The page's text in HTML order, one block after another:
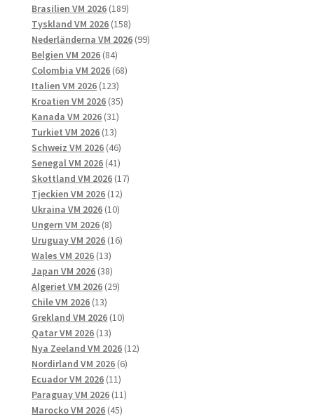
produkter
Brasilien VM 2026 189189
produkter
Tyskland VM 2026 158158
produkter
Nederländerna VM 2026 9999
Belgien VM 2026 8484
produkter
Colombia VM 2026 6868
Italien VM 2026 123123
produkter
Kroatien VM 2026 3535
Kanada VM 2026 3131
produkter
Turkiet VM 2026 1313
produkter
Schweiz VM 2026 4646
produkter
Senegal VM 2026 4141
produkter
Skottland VM 2026 1717
Tjeckien VM 2026 1212
Ukraina VM 2026 1010
Ungern VM 2026 88
produkter
Uruguay VM 2026 1616
Wales VM 2026 1313
produkter
Japan VM 2026 3838
produkter
Algeriet VM 2026 2929
Chile VM 2026 1313
produkter
Grekland VM 2026 1010
Qatar VM 2026 1313
produkter
Nya Zeeland VM 2026 1212
Nordirland VM 2026 66
Ecuador VM 2026 1111
produkter
Paraguay VM 2026 1111
Marocko VM 2026 4545